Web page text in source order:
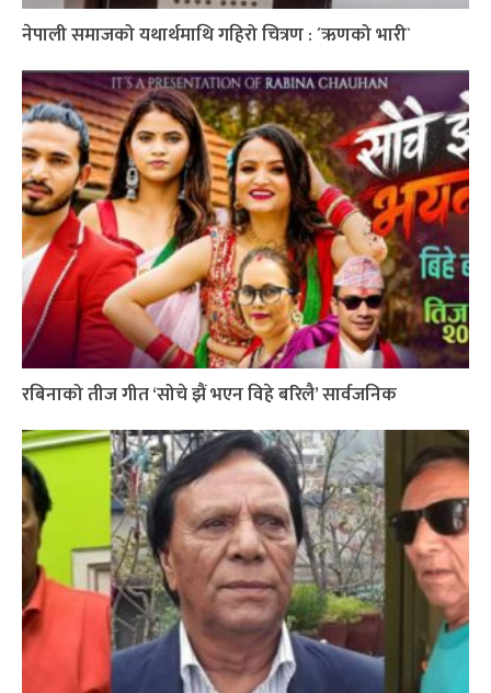
नेपाली समाजको यथार्थमाथि गहिरो चित्रण : ´ऋणको भारी`
रबिनाको तीज गीत ‘सोचे झैं भएन विहे बरिलै’ सार्वजनिक